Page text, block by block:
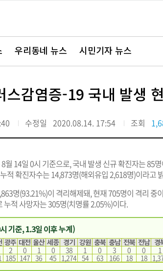
우리동네 뉴스 시민기자 뉴스
감염증-19 국내 발생
수정일 2020.08.14. 17:54 조회
월 14일 0시 기준으로, 국내 발생 신규 확진자는 85
적 확진자수는 14,873명(해외유입 2,618명)이라고
명(93.21%)이 격리해제돼, 현재 705명이 격리 중
적 사망자는 305명(치명률 2.05%)이다.
기준, 1.3일 이후 누계)
광주 대전 울산 세종 경기 강원 충북 충남 전북 전남 경
2 0 1 0 38 1 0 3 0 0 1
185 147 36 45 1,274 54 63 166 18 18